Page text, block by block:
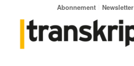
Abonnement Newsletter